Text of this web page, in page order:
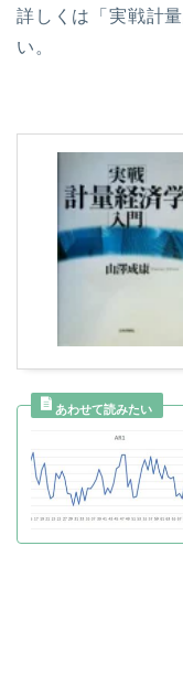
詳しくは「実戦計
い。